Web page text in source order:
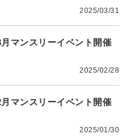
2025/03/31
マンスリーイベント開催
2025/02/28
マンスリーイベント開催
2025/01/30